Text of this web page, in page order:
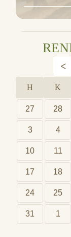
<
H K
27 28
3 4
10 11
17 18
24 25
31 1